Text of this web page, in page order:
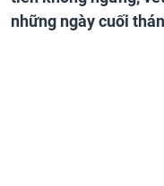
những ngày cuối